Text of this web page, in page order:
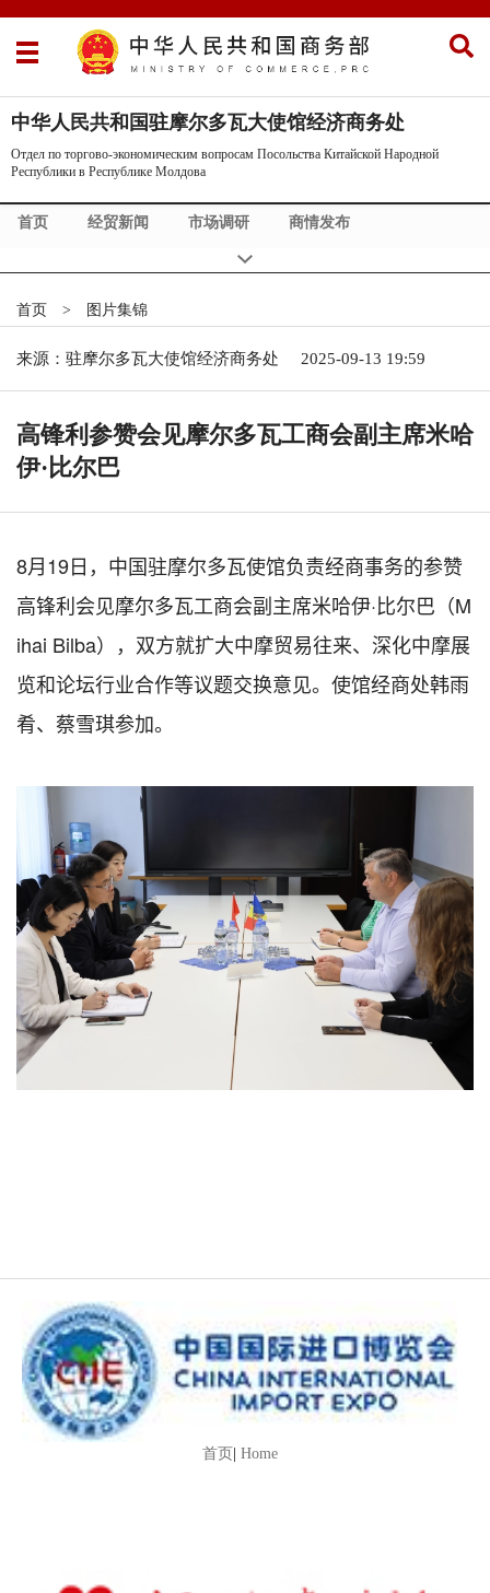
中华人民共和国驻摩尔多瓦大使馆经济商务处
Отдел по торгово-экономическим вопросам Посольства Китайской Народной
Республики в Республике Молдова
首页 经贸新闻 市场调研 商情发布
首页 > 图片集锦
来源：驻摩尔多瓦大使馆经济商务处 2025-09-13 19:59
高锋利参赞会见摩尔多瓦工商会副主席米哈
伊·比尔巴
8月19日，中国驻摩尔多瓦使馆负责经商事务的参赞
高锋利会见摩尔多瓦工商会副主席米哈伊·比尔巴（M
ihai Bilba），双方就扩大中摩贸易往来、深化中摩展
览和论坛行业合作等议题交换意见。使馆经商处韩雨
肴、蔡雪琪参加。
首页 Home